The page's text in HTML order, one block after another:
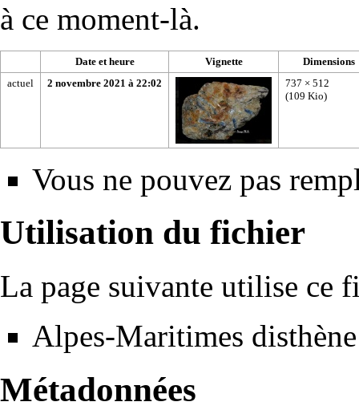
à ce moment-là.
Date et heure Vignette
Dimensions
actuel
2 novembre 2021 à 22:02
737 × 512
(109 Kio)
Vous ne pouvez pas
Utilisation du fichier
La page suivante utilise ce
Alpes-Maritimes disthène
Métadonnées